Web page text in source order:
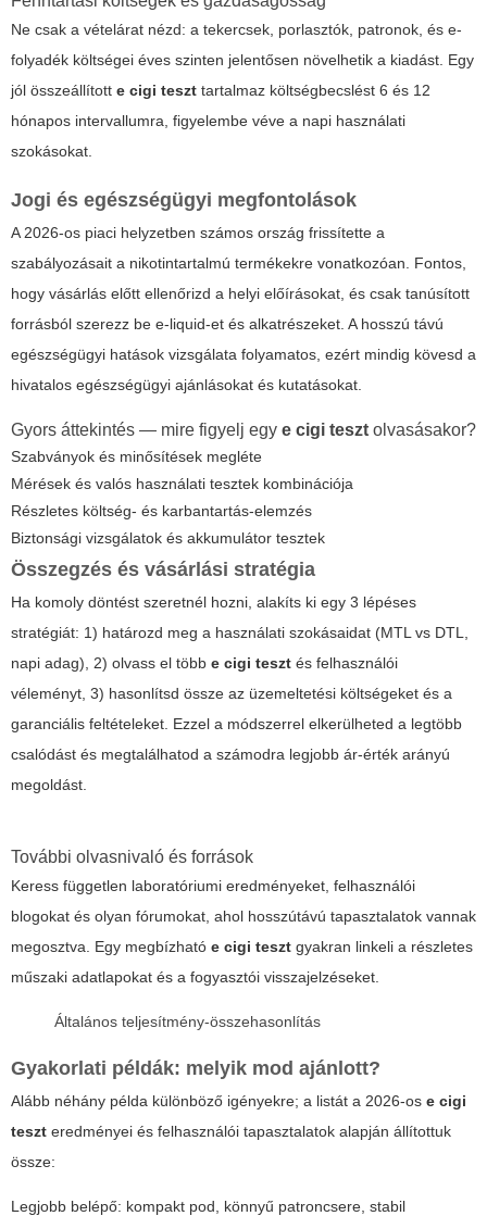
Ne csak a vételárat nézd: a tekercsek, porlasztók, patronok, és e-
folyadék költségei éves szinten jelentősen növelhetik a kiadást. Egy
jól összeállított e cigi teszt tartalmaz költségbecslést 6 és 12
hónapos intervallumra, figyelembe véve a napi használati
szokásokat.
Jogi és egészségügyi megfontolások
A 2026-os piaci helyzetben számos ország frissítette a
szabályozásait a nikotintartalmú termékekre vonatkozóan. Fontos,
hogy vásárlás előtt ellenőrizd a helyi előírásokat, és csak tanúsított
forrásból szerezz be e-liquid-et és alkatrészeket. A hosszú távú
egészségügyi hatások vizsgálata folyamatos, ezért mindig kövesd a
hivatalos egészségügyi ajánlásokat és kutatásokat.
Gyors áttekintés — mire figyelj egy e cigi teszt olvasásakor?
Szabványok és minősítések megléte
Mérések és valós használati tesztek kombinációja
Részletes költség- és karbantartás-elemzés
Biztonsági vizsgálatok és akkumulátor tesztek
Összegzés és vásárlási stratégia
Ha komoly döntést szeretnél hozni, alakíts ki egy 3 lépéses
stratégiát: 1) határozd meg a használati szokásaidat (MTL vs DTL,
napi adag), 2) olvass el több e cigi teszt és felhasználói
véleményt, 3) hasonlítsd össze az üzemeltetési költségeket és a
garanciális feltételeket. Ezzel a módszerrel elkerülheted a legtöbb
csalódást és megtalálhatod a számodra legjobb ár-érték arányú
megoldást.
További olvasnivaló és források
Keress független laboratóriumi eredményeket, felhasználói
blogokat és olyan fórumokat, ahol hosszútávú tapasztalatok vannak
megosztva. Egy megbízható e cigi teszt gyakran linkeli a részletes
műszaki adatlapokat és a fogyasztói visszajelzéseket.
Általános teljesítmény-összehasonlítás
Gyakorlati példák: melyik mod ajánlott?
Alább néhány példa különböző igényekre; a listát a 2026-os e cigi
teszt eredményei és felhasználói tapasztalatok alapján állítottuk
össze:
Legjobb belépő: kompakt pod, könnyű patroncsere, stabil